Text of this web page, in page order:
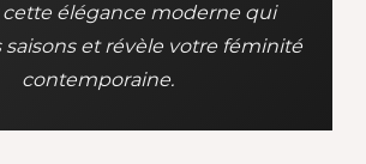
élégance moderne qui
saisons et révèle votre féminité
contemporaine.